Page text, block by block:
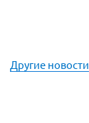
Другие новости